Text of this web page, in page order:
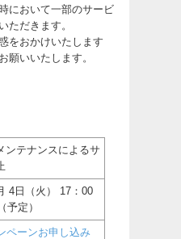
において一部のサービ
ただきます。
をおかけいたします
願いいたします。
ンテナンスによるサ
4日（火） 17：00
予定）
ペーンお申し込み